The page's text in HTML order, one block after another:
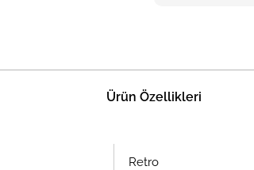
Ürün Özellikleri
Retro